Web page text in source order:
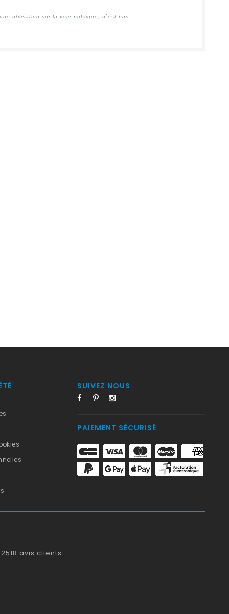
utilisation sur la voie publique, n`est pas
SUIVEZ NOUS
PAIEMENT SÉCURISÉ
avis clients